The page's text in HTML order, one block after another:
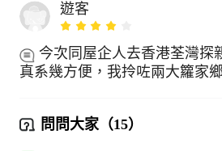
遊客
今次同屋企人去香港荃灣探
真系幾方便，我拎咗兩大籮家
問問大家（15）